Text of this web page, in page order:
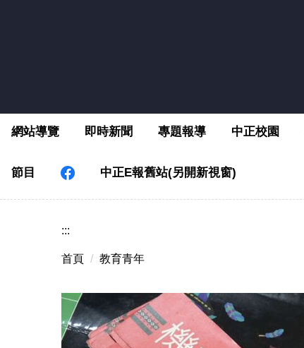
區
網站導覽 即時新聞 專題報導 中正校園
節目 中正E報舊站(另開新視窗)
:::
首頁 教育青年